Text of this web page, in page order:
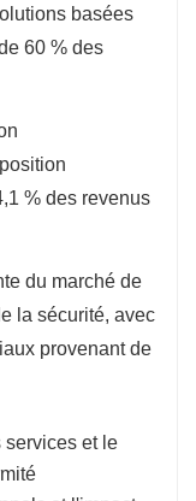
basées
60 % des
% des revenus
du marché de
la sécurité, avec
provenant de
services et le